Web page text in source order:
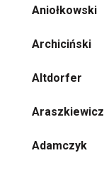
Aniołkowski
Archiciński
Altdorfer
Araszkiewicz
Adamczyk